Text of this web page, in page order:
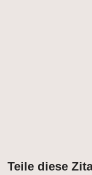
Teile diese